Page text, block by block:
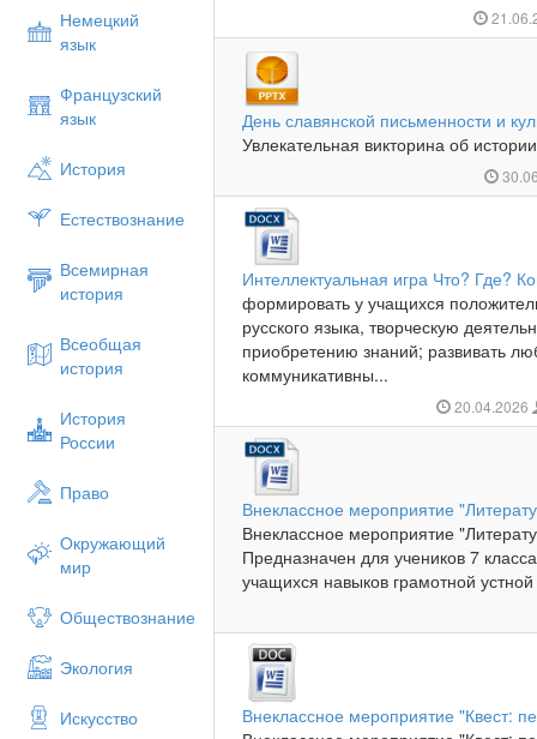
Немецкий
язык
Французский
язык
История
Естествознание
Всемирная
история
Всеобщая
история
История
России
Право
Окружающий
мир
Обществознание
Экология
Искусство
День славянской письменности и
Увлекательная викторина об
Интеллектуальная игра Что? Где?
формировать у учащихся
русского языка, творческую
приобретению знаний; развивать
коммуникативны...
20.04.2026
Внеклассное мероприятие
Внеклассное мероприятие
Предназначен для учеников 7
учащихся навыков грамотной
Внеклассное мероприятие "Квест: